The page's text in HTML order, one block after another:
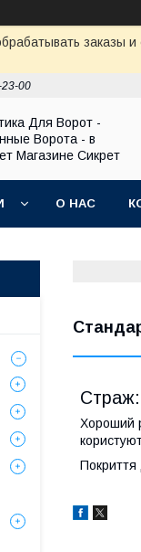
заказы
00
Для Ворот -
Ворота - в
Магазине Сикрет
О НАС
Страж:
Хороший
Покриття